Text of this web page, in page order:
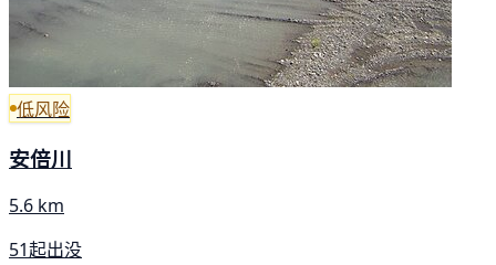
低风险
安倍川
5.6 km
51起出没